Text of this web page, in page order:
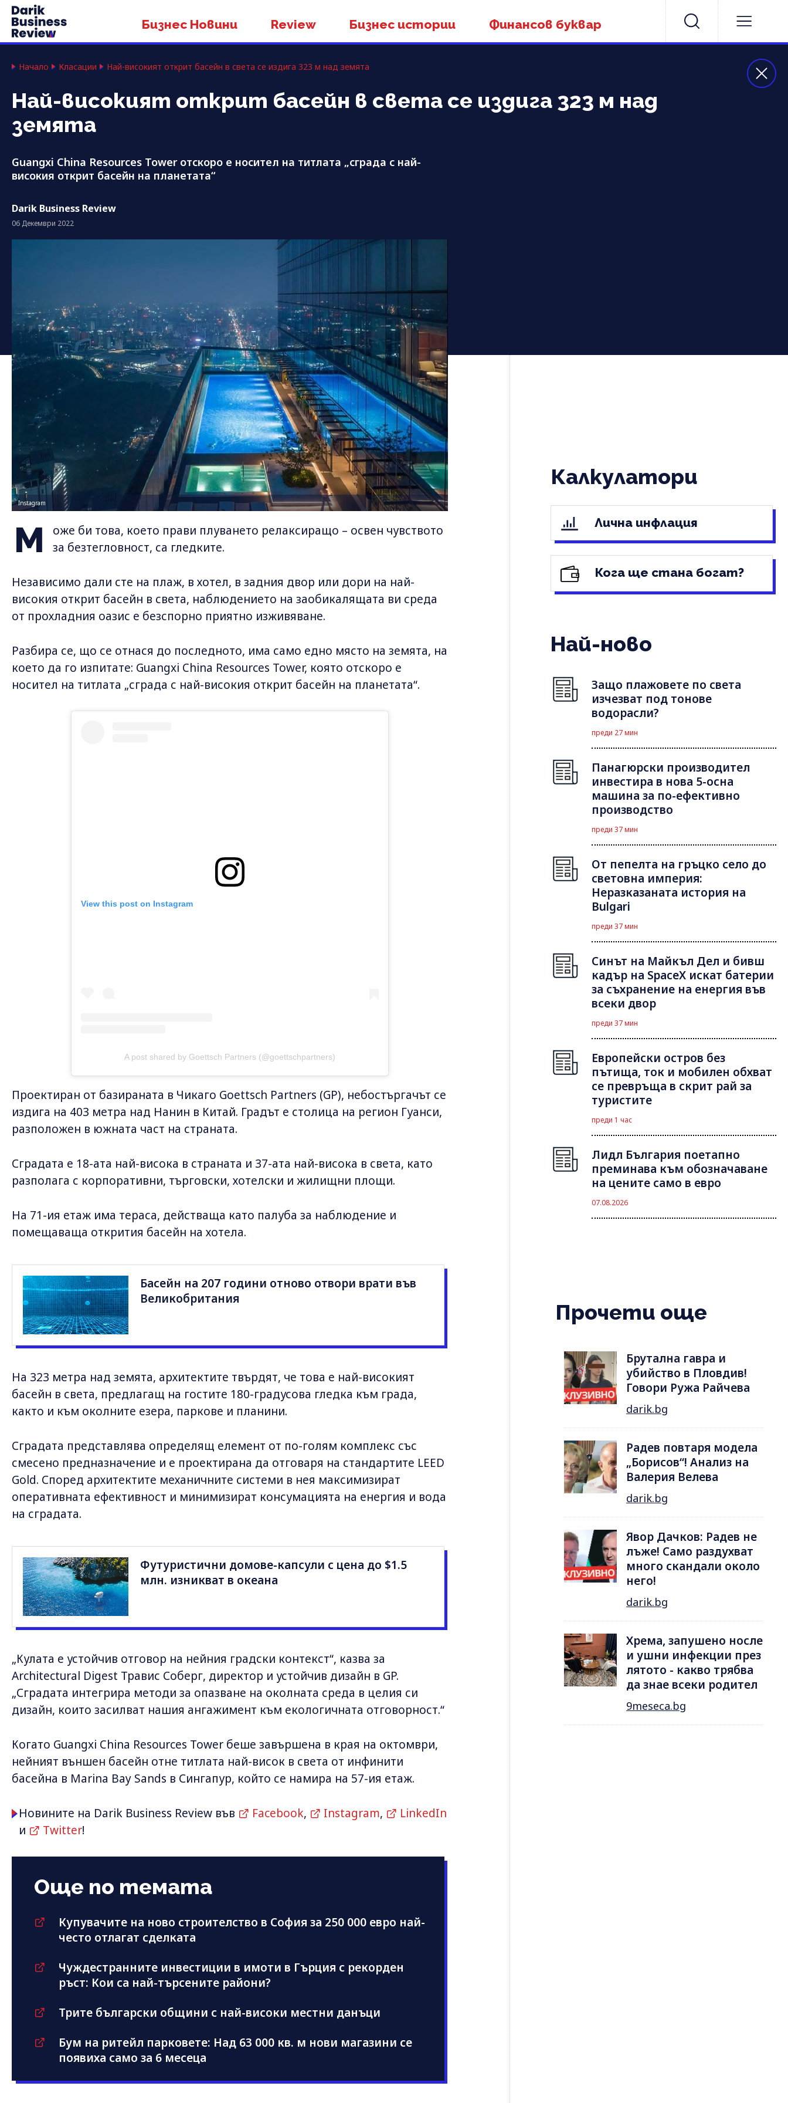
Бизнес Новини Review Бизнес истории Финансов буквар
Начало Класации Най-високият открит басейн в света се издига 323 м над земята
Най-високият открит басейн в света се издига 323 м над
земята
Guangxi China Resources Tower отскоро е носител на титлата „сграда с най-
високия открит басейн на планетата“
Darik Business Review
06 Декември 2022
Instagram
М
оже би това, което прави плуването релаксиращо – освен чувството
за безтегловност, са гледките.
Независимо дали сте на плаж, в хотел, в задния двор или дори на най-
високия открит басейн в света, наблюдението на заобикалящата ви среда
от прохладния оазис е безспорно приятно изживяване.
Разбира се, що се отнася до последното, има само едно място на земята, на
което да го изпитате: Guangxi China Resources Tower, която отскоро е
носител на титлата „сграда с най-високия открит басейн на планетата“.
View this post on Instagram
A post shared by Goettsch Partners (@goettschpartners)
Проектиран от базираната в Чикаго Goettsch Partners (GP), небостъргачът се
издига на 403 метра над Нанин в Китай. Градът е столица на регион Гуанси,
разположен в южната част на страната.
Сградата е 18-ата най-висока в страната и 37-ата най-висока в света, като
разполага с корпоративни, търговски, хотелски и жилищни площи.
На 71-ия етаж има тераса, действаща като палуба за наблюдение и
помещаваща открития басейн на хотела.
Басейн на 207 години отново отвори врати във
Великобритания
На 323 метра над земята, архитектите твърдят, че това е най-високият
басейн в света, предлагащ на гостите 180-градусова гледка към града,
както и към околните езера, паркове и планини.
Сградата представлява определящ елемент от по-голям комплекс със
смесено предназначение и е проектирана да отговаря на стандартите LEED
Gold. Според архитектите механичните системи в нея максимизират
оперативната ефективност и минимизират консумацията на енергия и вода
на сградата.
Футуристични домове-капсули с цена до $1.5
млн. изникват в океана
„Кулата е устойчив отговор на нейния градски контекст“, казва за
Architectural Digest Травис Соберг, директор и устойчив дизайн в GP.
„Сградата интегрира методи за опазване на околната среда в целия си
дизайн, които засилват нашия ангажимент към екологичната отговорност.“
Когато Guangxi China Resources Tower беше завършена в края на октомври,
нейният външен басейн отне титлата най-висок в света от инфинити
басейна в Marina Bay Sands в Сингапур, който се намира на 57-ия етаж.
Новините на Darik Business Review във Facebook, Instagram,
LinkedIn
и
Twitter!
Още по темата
Купувачите на ново строителство в София за 250 000 евро най-
често отлагат сделката
Чуждестранните инвестиции в имоти в Гърция с рекорден
ръст: Кои са най-търсените райони?
Трите български общини с най-високи местни данъци
Бум на ритейл парковете: Над 63 000 кв. м нови магазини се
появиха само за 6 месеца
Калкулатори
Лична инфлация
Кога ще стана богат?
Най-ново
Защо плажовете по света
изчезват под тонове
водорасли?
преди 27 мин
Панагюрски производител
инвестира в нова 5-осна
машина за по-ефективно
производство
преди 37 мин
От пепелта на гръцко село до
световна империя:
Неразказаната история на
Bulgari
преди 37 мин
Синът на Майкъл Дeл и бивш
кадър на SpaceX искат батерии
за съхранение на енергия във
всеки двор
преди 37 мин
Европейски остров без
пътища, ток и мобилен обхват
се превръща в скрит рай за
туристите
преди 1 час
Лидл България поетапно
преминава към обозначаване
на цените само в евро
07.08.2026
Прочети още
Брутална гавра и
убийство в Пловдив!
Говори Ружа Райчева
darik.bg
Радев повтаря модела
„Борисов“! Анализ на
Валерия Велева
darik.bg
Явор Дачков: Радев не
лъже! Само раздухват
много скандали около
него!
darik.bg
Хрема, запушено носле
и ушни инфекции през
лятотo - какво трябва
да знае всеки родител
9meseca.bg